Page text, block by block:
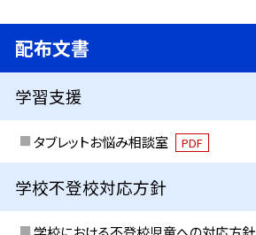
配布文書
学習支援
タブレットお悩み相談室 PDF
学校不登校対応方針